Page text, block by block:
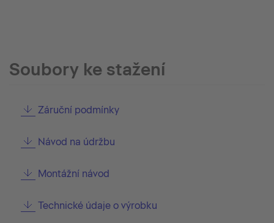
Soubory ke stažení
Záruční podmínky
Návod na údržbu
Montážní návod
Technické údaje o výrobku